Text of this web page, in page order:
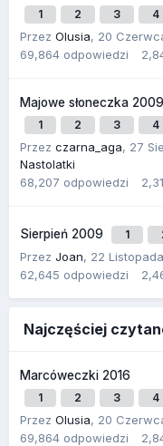
1 2 3 4
Przez Olusia, 20
69,864 odpowiedzi
Majowe słoneczka 2009
1 2 3 4
Przez czarna_aga, 27
Nastolatki
68,207 odpowiedzi
Sierpień 2009 1
Przez Joan, 22
62,645 odpowiedzi
Najczęściej
Marcóweczki 2016
1 2 3 4
Przez Olusia, 20
69,864 odpowiedzi